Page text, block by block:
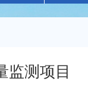
监测项目